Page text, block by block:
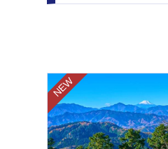
NEW